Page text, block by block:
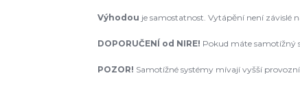
Výhodou je samostatnost. Vytápění není závislé
DOPORUČENÍ od NIRE! Pokud máte samotížný
POZOR! Samotížné systémy mívají vyšší